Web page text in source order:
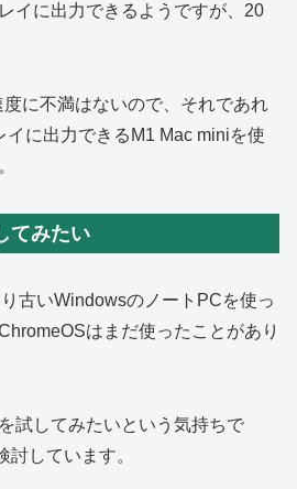
イに出力できるようですが、20
に不満はないので、それであれ
イに出力できるM1 Mac miniを使
てみたい
古いWindowsのノートPCを使っ
はまだ使ったことがあり
試してみたいという気持ちで
しています。